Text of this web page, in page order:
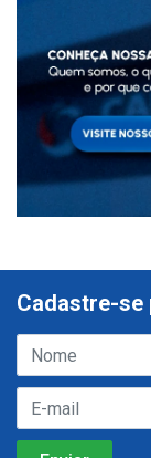
Cadastre-se